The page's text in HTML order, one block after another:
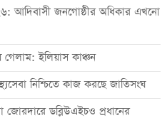
আদিবাসী জনগোষ্ঠীর অধিকার এখনো
ইলিয়াস কাঞ্চন
নিশ্চিতে কাজ করছে জাতিসংঘ
ডব্লিউএইচও প্রধানের